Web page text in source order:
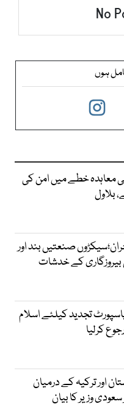
No
ہوں
معاہدہ خطے میں امن کی
بلاول
صنعتیں بند اور
بیروزگاری کے خدشات
تجدید کیلئے اسلام
کرلیا
اور ترکیہ کے درمیان
وزیر کا بیان